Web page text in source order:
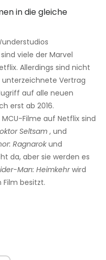
viele der Marvel
Allerdings sind nicht
unterzeichnete Vertrag
auf alle neuen
erst ab 2016.
Filme auf Netflix sind
Seltsam , und
Ragnarokund
da, aber sie werden es
Man: Heimkehrwird
besitzt.